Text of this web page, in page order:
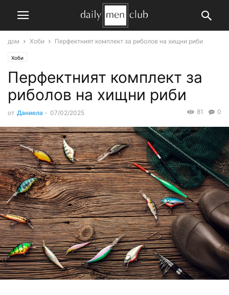
дом Хоби Перфектният комплект за риболов на хищни риби
Хоби
Перфектният комплект за
риболов на хищни риби
от Даниела - 07/02/2025 0
81